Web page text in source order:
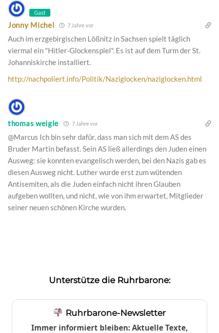
Gast
Jonny Michel 7 Jahre vor
Auch im erzgebirgischen Lößnitz in Sachsen spielt täglich
viermal ein "Hitler-Glockenspiel". Es ist auf dem Turm der St.
Johanniskirche installiert.
http://nachpoliert.info/Politik/Naziglocken/naziglocken.html
thomas weigle 7 Jahre vor
@Marcus Ich bin sehr dafür, dass man sich mit dem AS des
Bruder Martin befasst. Sein AS ließ allerdings den Juden einen
Ausweg: sie konnten evangelisch werden, bei den Nazis gab es
diesen Ausweg nicht. Luther wurde erst zum wütenden
Antisemiten, als die Juden einfach nicht ihren Glauben
aufgeben wollten, und nicht, wie von ihm erwartet, Mitglieder
seiner neuen schönen Kirche wurden.
Unterstütze die Ruhrbarone:
Ruhrbarone-Newsletter
Immer informiert bleiben: Aktuelle Texte,